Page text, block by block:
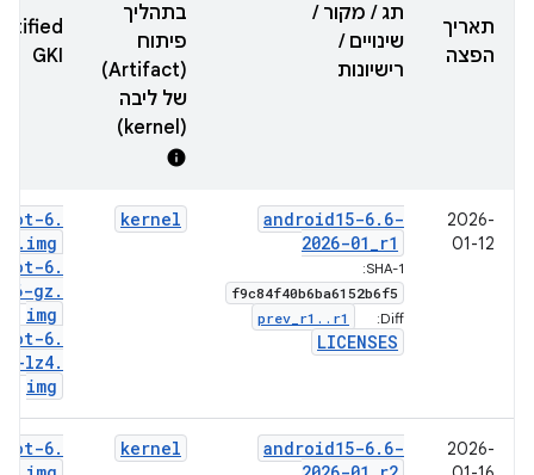
תאריך
הפצה
תג / מקור /
שינויים /
רישיונות
בתהליך
פיתוח
(Artifact)
של ליבה
(kernel)
info
GKI
2026-
01-12
android15-6. 6-
2026-01_r1
SHA-1:
f9c84f40b6ba6152b6f5
Diff:
prev r1 . . r1
LICENSES
kernel
6.
. img
6.
6-gz .
img
6.
6-lz4.
img
2026-
android15-6. 6-
kernel
6.